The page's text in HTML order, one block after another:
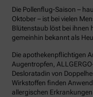
Die Pollenflug-Saison –
Oktober – ist bei vielen
Blütenstaub löst bei ihnen
gemeinhin bekannt als
Die apothekenpflichtigen
Augentropfen,
Desloratadin von
Wirkstoffen finden
allergischen